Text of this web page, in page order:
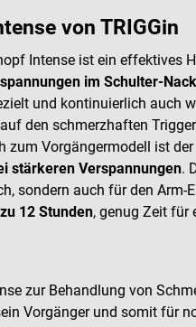
von TRIGGin
Intense ist ein effektives
im Schulter-
und kontinuierlich auch
den schmerzhaften
zum Vorgängermodell ist
stärkeren Verspannungen.
sondern auch für den
12 Stunden, genug Zeit für
zur Behandlung von
Vorgänger und somit für